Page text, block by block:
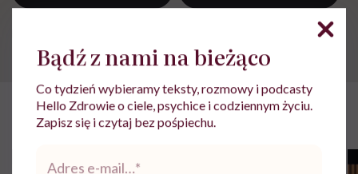
Rozdziały tego podcastu
Bądź z nami na bieżąco
Co tydzień wybieramy teksty, rozmowy i podcasty
Hello Zdrowie o ciele, psychice i codziennym życiu.
Zapisz się i czytaj bez pośpiechu.